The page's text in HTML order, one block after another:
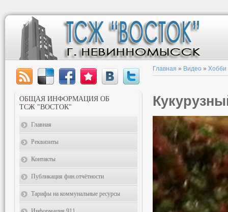
Главная » Видео » Хобби
ОБЩАЯ ИНФОРМАЦИЯ ОБ
ТСЖ "ВОСТОК"
Главная
Реквизиты
Контакты
Публикация фин.отчётности
Тарифы на коммунальные ресурсы